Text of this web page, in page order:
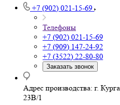
+7 (902) 021-15-69
Телефоны
+7 (902) 021-15-69
+7 (909) 147-24-92
+7 (3522) 22-80-80
Заказать звонок
Адрес производства: г.
23В/1